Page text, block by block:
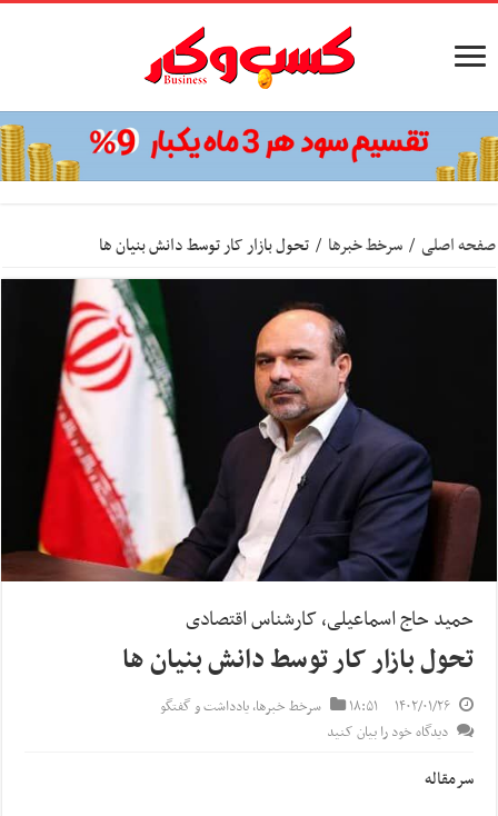
صفحه اصلی / سرخط خبرها / تحول بازار کار توسط دانش بنیان ها
حمید حاج اسماعیلی، کارشناس اقتصادی
تحول بازار کار توسط دانش بنیان ها
۱۴۰۲/۰۱/۲۶ ۱۸:۵۱ سرخط خبرها,یادداشت و گفتگو
دیدگاه خود را بیان کنید
سرمقاله